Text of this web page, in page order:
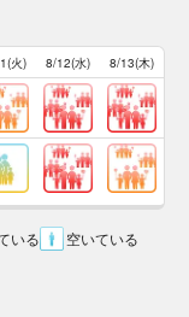
火) 8/12(水) 8/13(木)
いる
空いている